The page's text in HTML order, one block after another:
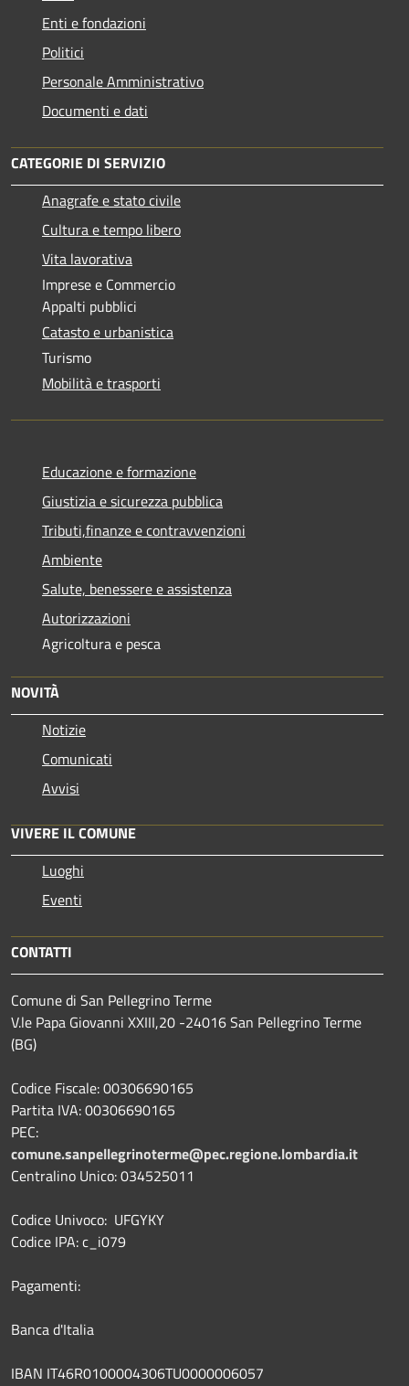
Enti e fondazioni
Politici
Personale Amministrativo
Documenti e dati
CATEGORIE DI SERVIZIO
Anagrafe e stato civile
Cultura e tempo libero
Vita lavorativa
Imprese e Commercio
Appalti pubblici
Catasto e urbanistica
Turismo
Mobilità e trasporti
Educazione e formazione
Giustizia e sicurezza pubblica
Tributi,finanze e contravvenzioni
Ambiente
Salute, benessere e assistenza
Autorizzazioni
Agricoltura e pesca
NOVITÀ
Notizie
Comunicati
Avvisi
VIVERE IL COMUNE
Luoghi
Eventi
CONTATTI
Comune di San Pellegrino Terme
V.le Papa Giovanni XXIII,20 -24016 San Pellegrino Terme
(BG)
Codice Fiscale: 00306690165
Partita IVA: 00306690165
PEC:
comune.sanpellegrinoterme@pec.regione.lombardia.it
Centralino Unico: 034525011
Codice Univoco: UFGYKY
Codice IPA: c_i079
Pagamenti:
Banca d'Italia
IBAN IT46R0100004306TU0000006057